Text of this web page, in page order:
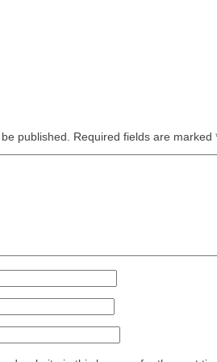
published. Required fields are marked